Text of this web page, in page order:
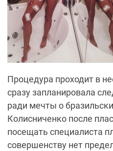
Процедура проходит в
сразу запланировала
ради мечты о
Колисниченко после
посещать специалиста
совершенству нет